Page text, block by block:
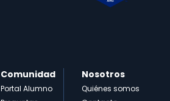
Comunidad
Portal Alumno
Nosotros
Quiénes somos